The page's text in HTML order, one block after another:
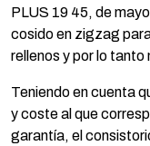
PLUS 19 45, de
cosido en zigzag
rellenos y por lo
Teniendo en cuenta
y coste al que
garantía, el